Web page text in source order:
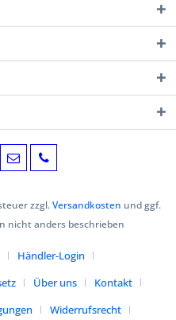
zzgl.Versandkosten und ggf.
nicht anders beschrieben
Händler-Login
Über uns
Kontakt
Widerrufsrecht